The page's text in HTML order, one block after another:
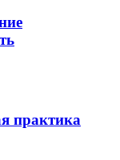
практика